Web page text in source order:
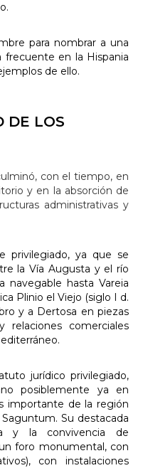
para nombrar a una
frecuente en la Hispania
de ello.
DE LOS
con el tiempo, en
y en la absorción de
administrativas y
privilegiado, ya que se
la Vía Augusta y el río
navegable hasta Vareia
Plinio el Viejo (siglo I d.
y a Dertosa en piezas
relaciones comerciales
jurídico privilegiado,
posiblemente ya en
importante de la región
Su destacada
y la convivencia de
foro monumental, con
con instalaciones